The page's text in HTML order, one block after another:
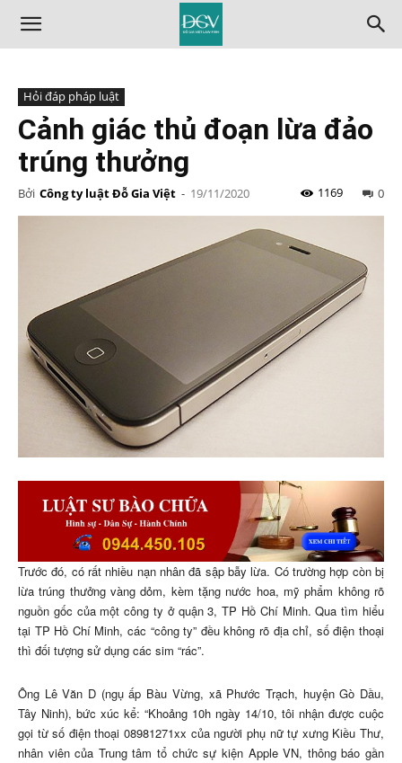
Hỏi đáp pháp luật
Cảnh giác thủ đoạn lừa đảo
trúng thưởng
Bởi Công ty luật Đỗ Gia Việt - 19/11/2020 0
1169
Trước đó, có rất nhiều nạn nhân đã sập bẫy lừa. Có trường hợp còn bị
lừa trúng thưởng vàng dỏm, kèm tặng nước hoa, mỹ phẩm không rõ
nguồn gốc của một công ty ở quận 3, TP Hồ Chí Minh. Qua tìm hiểu
tại TP Hồ Chí Minh, các “công ty” đều không rõ địa chỉ, số điện thoại
thì đối tượng sử dụng các sim “rác”.
Ông Lê Văn D (ngụ ấp Bàu Vừng, xã Phước Trạch, huyện Gò Dầu,
Tây Ninh), bức xúc kể: “Khoảng 10h ngày 14/10, tôi nhận được cuộc
gọi từ số điện thoại 08981271xx của người phụ nữ tự xưng Kiều Thư,
nhân viên của Trung tâm tổ chức sự kiện Apple VN, thông báo gần